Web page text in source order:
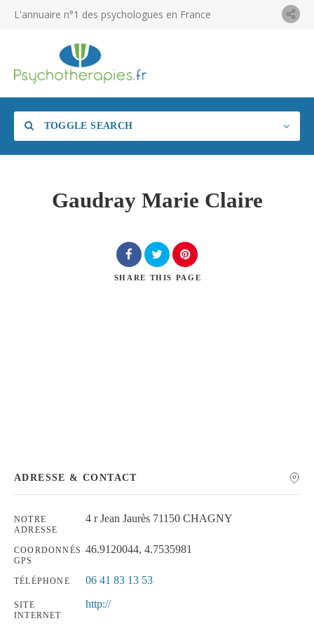
L'annuaire n°1 des psychologues en France
TOGGLE SEARCH
Gaudray Marie Claire
SHARE THIS PAGE
ADRESSE & CONTACT
NOTRE
ADRESSE
4 r Jean Jaurès 71150 CHAGNY
COORDONNÉS
GPS
46.9120044, 4.7535981
TÉLÉPHONE 06 41 83 13 53
SITE
INTERNET
http://